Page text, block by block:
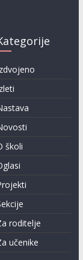
školi
roditelje
učenike